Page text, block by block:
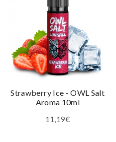
Strawberry Ice - OWL Salt
Aroma 10ml
11,19€